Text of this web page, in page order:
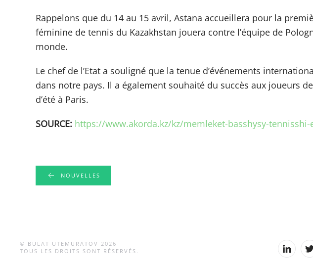
Rappelons que du 14 au 15 avril, Astana accueillera pour la
féminine de tennis du Kazakhstan jouera contre l’équipe de
monde.
Le chef de l’Etat a souligné que la tenue d’événements
dans notre pays. Il a également souhaité du succès aux joueurs
d’été à Paris.
SOURCE: https://www.akorda.kz/kz/memleket-basshysy-
NOUVELLES
© BULAT UTEMURATOV 2026
TOUS LES DROITS SONT RÉSERVÉS.